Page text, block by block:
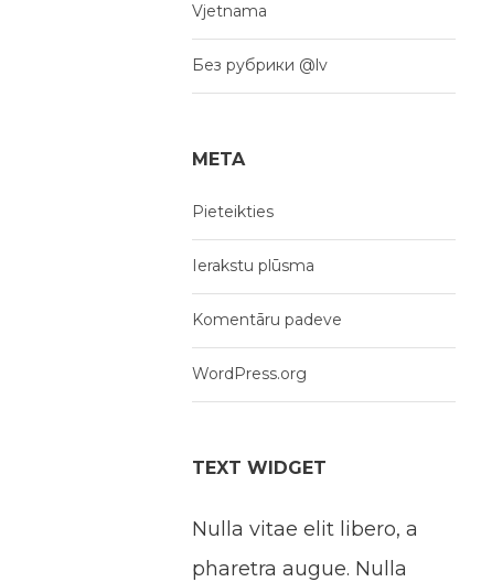
Vjetnama
Без рубрики @lv
META
Pieteikties
Ierakstu plūsma
Komentāru padeve
WordPress.org
TEXT WIDGET
Nulla vitae elit libero, a
pharetra augue. Nulla